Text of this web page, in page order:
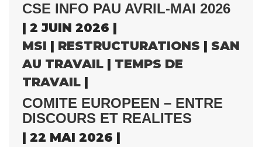
CSE INFO PAU AVRIL-MAI 2026
| 2 JUIN 2026 |
MSI | RESTRUCTURATIONS | SANTÉ
AU TRAVAIL | TEMPS DE
TRAVAIL |
COMITE EUROPEEN – ENTRE
DISCOURS ET REALITES
| 22 MAI 2026 |